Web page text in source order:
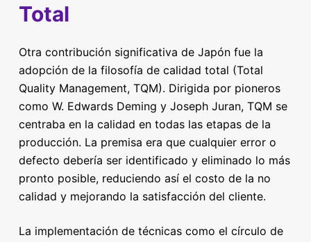
Total
Otra contribución significativa de Japón fue la
adopción de la filosofía de calidad total (Total
Quality Management, TQM). Dirigida por pioneros
como W. Edwards Deming y Joseph Juran, TQM se
centraba en la calidad en todas las etapas de la
producción. La premisa era que cualquier error o
defecto debería ser identificado y eliminado lo más
pronto posible, reduciendo así el costo de la no
calidad y mejorando la satisfacción del cliente.
La implementación de técnicas como el círculo de